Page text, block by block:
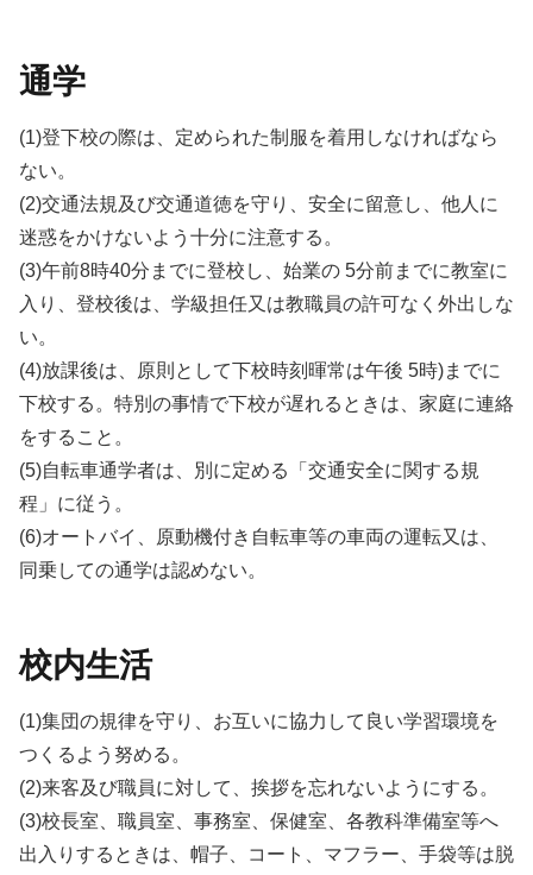
通学
(1)登下校の際は、定められた制服を着用しなければなら
ない。
(2)交通法規及び交通道徳を守り、安全に留意し、他人に
迷惑をかけないよう十分に注意する。
(3)午前8時40分までに登校し、始業の 5分前までに教室に
入り、登校後は、学級担任又は教職員の許可なく外出しな
い。
(4)放課後は、原則として下校時刻暉常は午後 5時)までに
下校する。特別の事情で下校が遅れるときは、家庭に連絡
をすること。
(5)自転車通学者は、別に定める「交通安全に関する規
程」に従う。
(6)オートバイ、原動機付き自転車等の車両の運転又は、
同乗しての通学は認めない。
校内生活
(1)集団の規律を守り、お互いに協力して良い学習環境を
つくるよう努める。
(2)来客及び職員に対して、挨拶を忘れないようにする。
(3)校長室、職員室、事務室、保健室、各教科準備室等へ
出入りするときは、帽子、コート、マフラー、手袋等は脱